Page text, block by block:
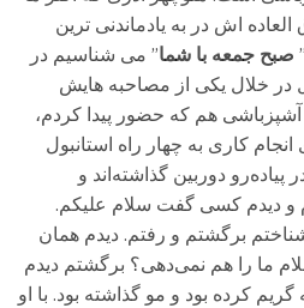
اش در به یادماندنی ترین
صبح جمعه با شما” می شناسیم در
خلال یکی از مصاحبه هایش
هم که حضور پیدا کردم،
کاری به چهار راه استانبول
دوربین گذاشته‌اند و
و دیدم کسی گفت سلام علیکم.
برگشتم و رفتم. دیدم همان
ما را هم نمی‌دهی؟ برگشتم دیدم
کرده بود و مو گذاشته بود. با او